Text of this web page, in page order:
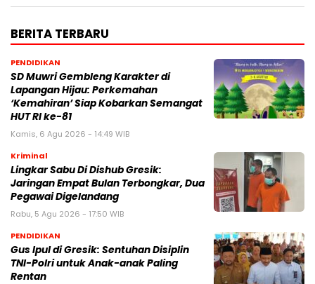
BERITA TERBARU
PENDIDIKAN
SD Muwri Gembleng Karakter di
Lapangan Hijau: Perkemahan
‘Kemahiran’ Siap Kobarkan Semangat
HUT RI ke-81
Kamis, 6 Agu 2026 - 14:49 WIB
Kriminal
Lingkar Sabu Di Dishub Gresik:
Jaringan Empat Bulan Terbongkar, Dua
Pegawai Digelandang
Rabu, 5 Agu 2026 - 17:50 WIB
PENDIDIKAN
Gus Ipul di Gresik: Sentuhan Disiplin
TNI-Polri untuk Anak-anak Paling
Rentan